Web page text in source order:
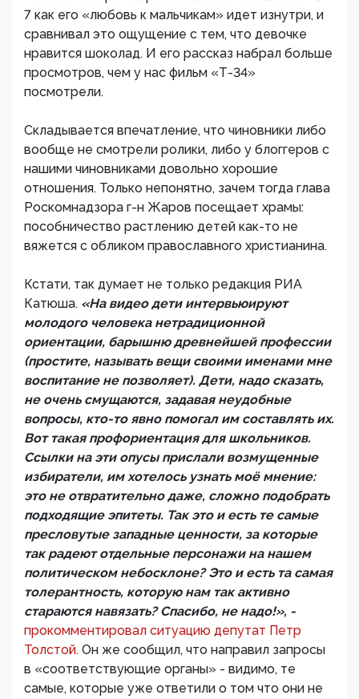
7 как его «любовь к мальчикам» идет изнутри, и
сравнивал это ощущение с тем, что девочке
нравится шоколад. И его рассказ набрал больше
просмотров, чем у нас фильм «Т-34»
посмотрели.
Складывается впечатление, что чиновники либо
вообще не смотрели ролики, либо у блоггеров с
нашими чиновниками довольно хорошие
отношения. Только непонятно, зачем тогда глава
Роскомнадзора г-н Жаров посещает храмы:
пособничество растлению детей как-то не
вяжется с обликом православного христианина.
Кстати, так думает не только редакция РИА
Катюша. «На видео дети интервьюируют
молодого человека нетрадиционной
ориентации, барышню древнейшей профессии
(простите, называть вещи своими именами мне
воспитание не позволяет). Дети, надо сказать,
не очень смущаются, задавая неудобные
вопросы, кто-то явно помогал им составлять их.
Вот такая профориентация для школьников.
Ссылки на эти опусы прислали возмущенные
избиратели, им хотелось узнать моё мнение:
это не отвратительно даже, сложно подобрать
подходящие эпитеты. Так это и есть те самые
пресловутые западные ценности, за которые
так радеют отдельные персонажи на нашем
политическом небосклоне? Это и есть та самая
толерантность, которую нам так активно
стараются навязать? Спасибо, не надо!», -
прокомментировал ситуацию депутат Петр
Толстой. Он же сообщил, что направил запросы
в «соответствующие органы» - видимо, те
самые, которые уже ответили о том что они не